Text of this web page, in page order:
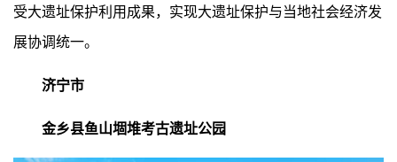
受大遗址保护利用成果，实现大遗址保护与当地社会经济发
展协调统一。
济宁市
金乡县鱼山堌堆考古遗址公园